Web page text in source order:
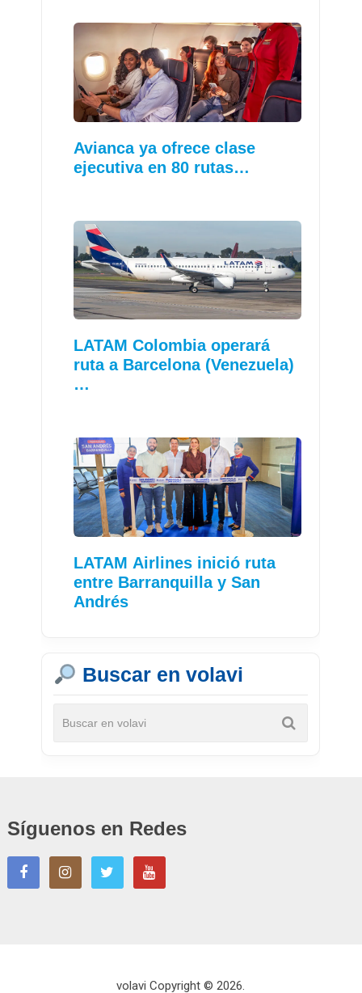
Avianca ya ofrece clase
ejecutiva en 80 rutas…
LATAM Colombia operará
ruta a Barcelona (Venezuela)
…
LATAM Airlines inició ruta
entre Barranquilla y San
Andrés
Buscar en volavi
Síguenos en Redes
volavi Copyright © 2026.